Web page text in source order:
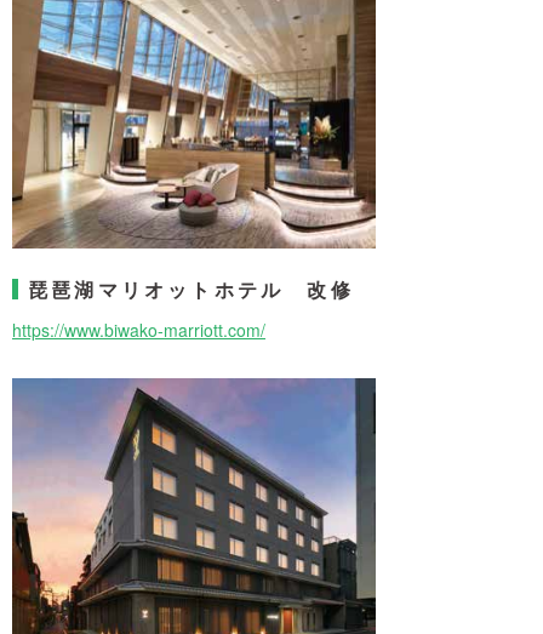
琵琶湖マリオットホテル 改修
https://www.biwako-marriott.com/